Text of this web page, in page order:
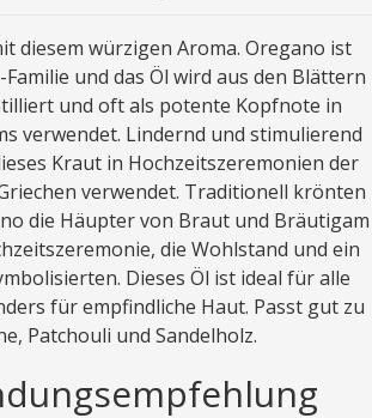
diesem würzigen Aroma. Oregano ist
und das Öl wird aus den Blättern
und oft als potente Kopfnote in
verwendet. Lindernd und stimulierend
Kraut in Hochzeitszeremonien der
verwendet. Traditionell krönten
die Häupter von Braut und Bräutigam
die Wohlstand und ein
Dieses Öl ist ideal für alle
für empfindliche Haut. Passt gut zu
Patchouli und Sandelholz.